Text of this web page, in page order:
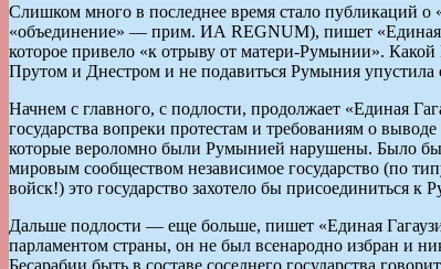
Слишком много в последнее время стало публикаций о
«объединение» — прим. ИА REGNUM), пишет «Единая
которое привело «к отрыву от матери-Румынии».
Прутом и Днестром и не подавиться Румыния
Начнем с главного, с подлости, продолжает «Единая
государства вопреки протестам и требованиям о
которые вероломно были Румынией нарушены. Было бы
мировым сообществом независимое государство (по
войск!) это государство захотело бы присоединиться
Дальше подлости — еще больше, пишет «Единая
парламентом страны, он не был всенародно избран и
Бесарабии быть в составе соседнего государства